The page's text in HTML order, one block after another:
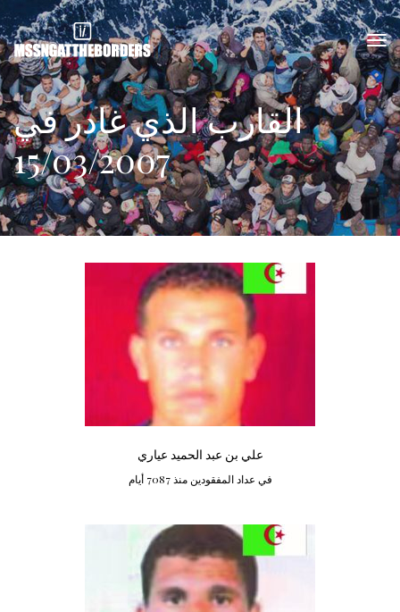
القارب الذي غادر في
15/03/2007
علي بن عبد الحميد عياري
في عداد المفقودين منذ 7087 أيام